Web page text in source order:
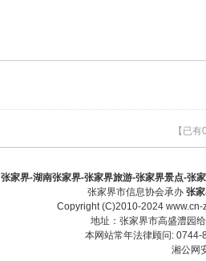
【已
张家界-湖南张家界-张家界旅游-张家界景点-张
张家界市信息协会承办 张
Copyright (C)2010-2024
地址：张家界市高盛澧园
本网站常年法律顾问:
湘公网